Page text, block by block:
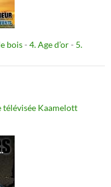
bois- 4. Age d’or- 5.
télévisée Kaamelott